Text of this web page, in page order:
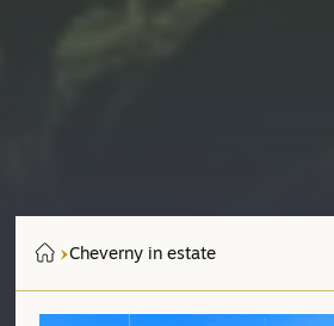
Cheverny in estate